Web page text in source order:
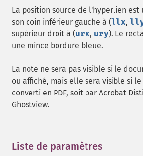
La position source de l'hyperlien est
son coin inférieur gauche à (llx,
supérieur droit à (urx, ury). Le
une mince bordure bleue.
La note ne sera pas visible si le
ou affiché, mais elle sera visible si
converti en PDF, soit par Acrobat
Ghostview.
Liste de paramètres